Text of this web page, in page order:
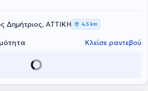
και διατελεί συνεργάτης του
Δημήτριος, ΑΤΤΙΚΗ 4,5 km
Κλείσε ραντεβού